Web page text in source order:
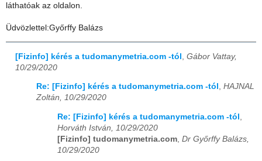
láthatóak az oldalon.
Üdvözlettel:Győrffy Balázs
[Fizinfo] kérés a tudomanymetria.com -tól Gábor Vattay,
10/29/2020
Re: [Fizinfo] kérés a tudomanymetria.com -tól , HAJNAL
Zoltán, 10/29/2020
Re: [Fizinfo] kérés a tudomanymetria.com -tól
Horváth István, 10/29/2020
[Fizinfo] tudomanymetria.com Dr Győrffy Balázs,
10/29/2020